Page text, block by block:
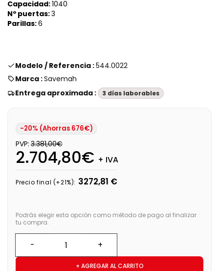
Capacidad:1040
Nº puertas:3
Parillas:6
Modelo / Referencia :544.0022
Marca :Savemah
Entrega aproximada :
3 días laborables
-20% (Ahorras 676€)
PVP: 3.381,00€
2.704,80€ + IVA
Precio final (+21%): 3272,81 €
Podrás elegir esta opción como método de pago al finalizar
tu compra.
+ AGREGAR AL CARRITO